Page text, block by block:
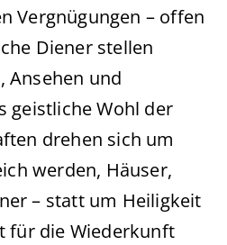
Vergnügungen – offen
Diener stellen
Ansehen und
geistliche Wohl der
drehen sich um
werden, Häuser,
– statt um Heiligkeit
für die Wiederkunft